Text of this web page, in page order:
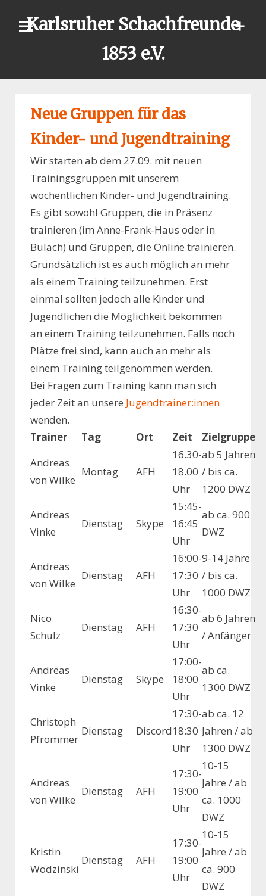
Karlsruher Schachfreunde
1853 e.V.
Neue Gruppen für das
Kinder- und Jugendtraining
Wir starten ab dem 27.09. mit neuen
Trainingsgruppen mit unserem
wöchentlichen Kinder- und Jugendtraining.
Es gibt sowohl Gruppen, die in Präsenz
trainieren (im Anne-Frank-Haus oder in
Bulach) und Gruppen, die Online trainieren.
Grundsätzlich ist es auch möglich an mehr
als einem Training teilzunehmen. Erst
einmal sollten jedoch alle Kinder und
Jugendlichen die Möglichkeit bekommen
an einem Training teilzunehmen. Falls noch
Plätze frei sind, kann auch an mehr als
einem Training teilgenommen werden.
Bei Fragen zum Training kann man sich
jeder Zeit an unsere Jugendtrainer:innen
wenden.
Trainer
Tag Ort Zeit
Zielgruppe
Andreas
von Wilke
Montag AFH
16.30-
18.00
Uhr
ab 5 Jahren
/ bis ca.
1200 DWZ
Andreas
Vinke
Dienstag Skype
15:45-
16:45
Uhr
ab ca. 900
DWZ
Andreas
von Wilke
Dienstag AFH
16:00-
17:30
Uhr
9-14 Jahre
/ bis ca.
1000 DWZ
Nico
Schulz
Dienstag AFH
16:30-
17:30
Uhr
ab 6 Jahren
/ Anfänger
Andreas
Vinke
Dienstag Skype
17:00-
18:00
Uhr
ab ca.
1300 DWZ
Christoph
Pfrommer
Dienstag Discord
17:30-
18:30
Uhr
ab ca. 12
Jahren / ab
1300 DWZ
Andreas
von Wilke
Dienstag AFH
17:30-
19:00
Uhr
10-15
Jahre / ab
ca. 1000
DWZ
Kristin
Wodzinski
Dienstag AFH
17:30-
19:00
Uhr
10-15
Jahre / ab
ca. 900
DWZ